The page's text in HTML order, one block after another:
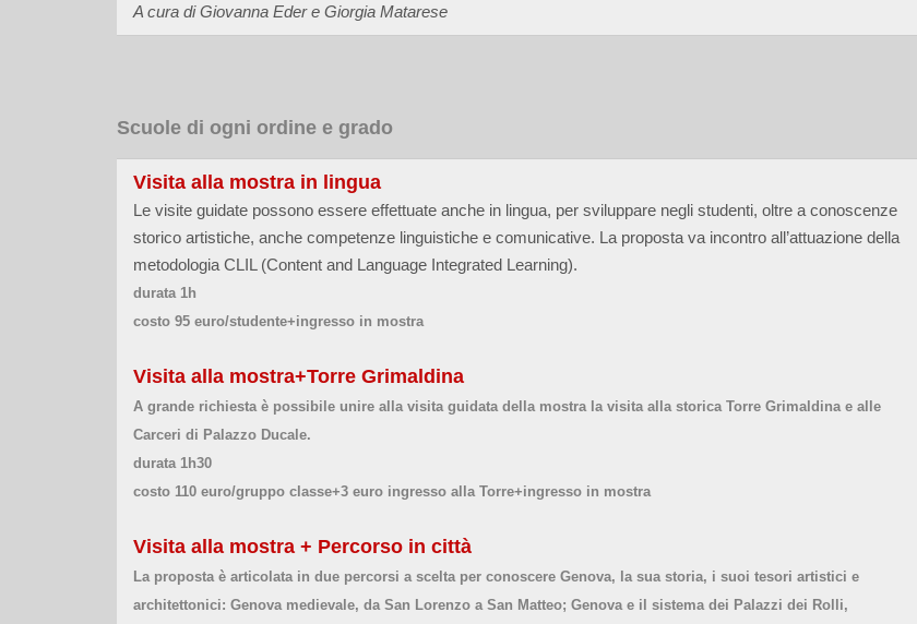
A cura di Giovanna Eder e Giorgia Matarese
Scuole di ogni ordine e grado
Visita alla mostra in lingua
Le visite guidate possono essere effettuate anche in lingua, per sviluppare negli studenti, oltre a conoscenze
storico artistiche, anche competenze linguistiche e comunicative. La proposta va incontro all’attuazione della
metodologia CLIL (Content and Language Integrated Learning).
durata 1h
costo 95 euro/studente+ingresso in mostra
Visita alla mostra+Torre Grimaldina
A grande richiesta è possibile unire alla visita guidata della mostra la visita alla storica Torre Grimaldina e alle
Carceri di Palazzo Ducale.
durata 1h30
costo 110 euro/gruppo classe+3 euro ingresso alla Torre+ingresso in mostra
Visita alla mostra + Percorso in città
La proposta è articolata in due percorsi a scelta per conoscere Genova, la sua storia, i suoi tesori artistici e
architettonici: Genova medievale, da San Lorenzo a San Matteo; Genova e il sistema dei Palazzi dei Rolli,